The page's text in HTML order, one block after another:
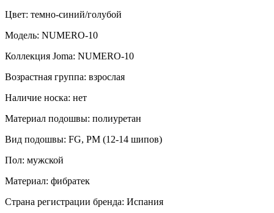
Цвет: темно-синий/голубой
Модель: NUMERO-10
Коллекция Joma: NUMERO-10
Возрастная группа: взрослая
Наличие носка: нет
Материал подошвы: полиуретан
Вид подошвы: FG, PM (12-14 шипов)
Пол: мужской
Материал: фибратек
Страна регистрации бренда: Испания